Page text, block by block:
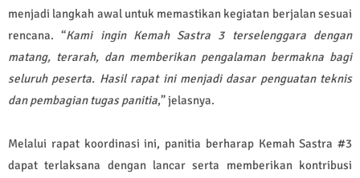
menjadi langkah awal untuk memastikan kegiatan berjalan sesuai
rencana. “Kami ingin Kemah Sastra 3 terselenggara dengan
matang, terarah, dan memberikan pengalaman bermakna bagi
seluruh peserta. Hasil rapat ini menjadi dasar penguatan teknis
dan pembagian tugas panitia,” jelasnya.
Melalui rapat koordinasi ini, panitia berharap Kemah Sastra #3
dapat terlaksana dengan lancar serta memberikan kontribusi